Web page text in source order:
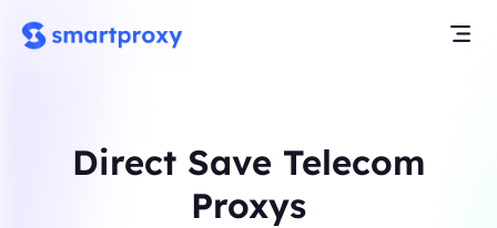
Direct Save Telecom
Proxys